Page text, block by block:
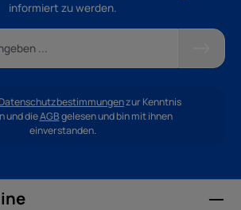
informiert zu werden.
Datenschutzbestimmungenzur Kenntnis
und dieAGBgelesen und bin mit ihnen
einverstanden.